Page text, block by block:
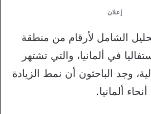
إعلان
الشامل لأرقام من منطقة
في ألمانيا، والتي تشتهر
وجد الباحثون أن نمط الزيادة
ألمانيا.